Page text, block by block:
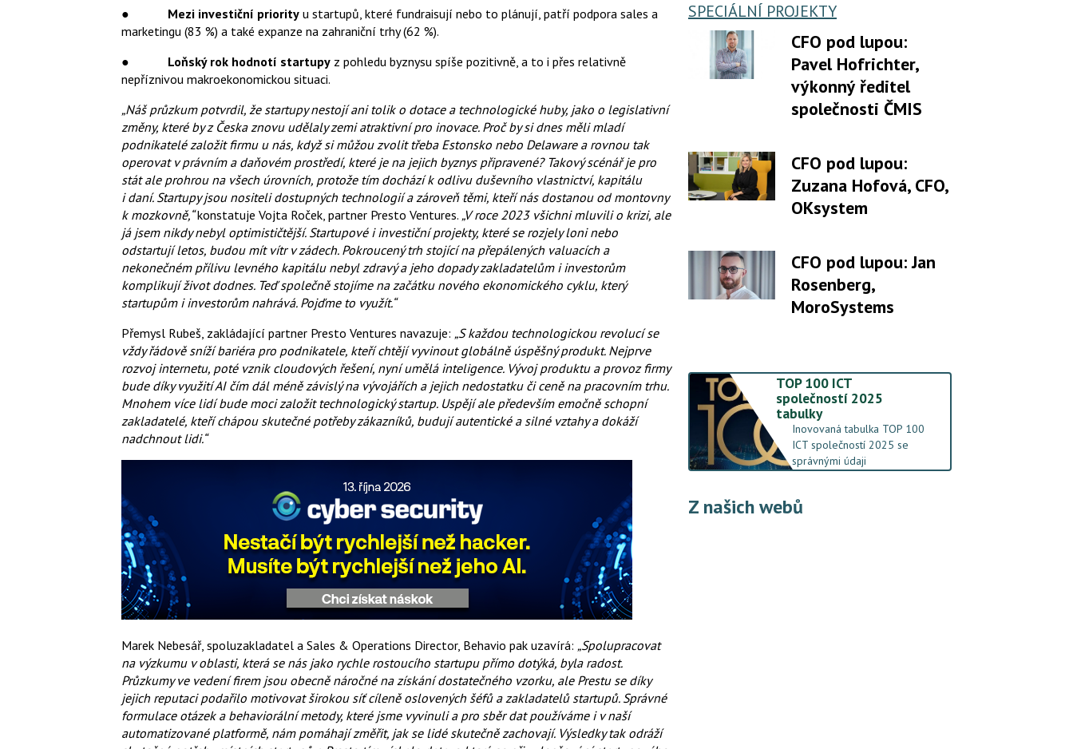
● Mezi investiční priority u startupů, které fundraisují nebo to plánují, patří podpora sales a
marketingu (83 %) a také expanze na zahraniční trhy (62 %).
● Loňský rok hodnotí startupy z pohledu byznysu spíše pozitivně, a to i přes relativně
nepříznivou makroekonomickou situaci.
„Náš průzkum potvrdil, že startupy nestojí ani tolik o dotace a technologické huby, jako o legislativní
změny, které by z Česka znovu udělaly zemi atraktivní pro inovace. Proč by si dnes měli mladí
podnikatelé založit firmu u nás, když si můžou zvolit třeba Estonsko nebo Delaware a rovnou tak
operovat v právním a daňovém prostředí, které je na jejich byznys připravené? Takový scénář je pro
stát ale prohrou na všech úrovních, protože tím dochází k odlivu duševního vlastnictví, kapitálu
i daní. Startupy jsou nositeli dostupných technologií a zároveň těmi, kteří nás dostanou od montovny
k mozkovně,“konstatuje Vojta Roček, partner Presto Ventures. „V roce 2023 všichni mluvili o krizi, ale
já jsem nikdy nebyl optimističtější. Startupové i investiční projekty, které se rozjely loni nebo
odstartují letos, budou mít vítr v zádech. Pokroucený trh stojící na přepálených valuacích a
nekonečném přílivu levného kapitálu nebyl zdravý a jeho dopady zakladatelům i investorům
komplikují život dodnes. Teď společně stojíme na začátku nového ekonomického cyklu, který
startupům i investorům nahrává. Pojďme to využít.“
Přemysl Rubeš, zakládající partner Presto Ventures navazuje: „S každou technologickou revolucí se
vždy řádově sníží bariéra pro podnikatele, kteří chtějí vyvinout globálně úspěšný produkt. Nejprve
rozvoj internetu, poté vznik cloudových řešení, nyní umělá inteligence. Vývoj produktu a provoz firmy
bude díky využití AI čím dál méně závislý na vývojářích a jejich nedostatku či ceně na pracovním trhu.
Mnohem více lidí bude moci založit technologický startup. Uspějí ale především emočně schopní
zakladatelé, kteří chápou skutečné potřeby zákazníků, budují autentické a silné vztahy a dokáží
nadchnout lidi.“
Marek Nebesář, spoluzakladatel a Sales & Operations Director, Behavio pak uzavírá: „Spolupracovat
na výzkumu v oblasti, která se nás jako rychle rostoucího startupu přímo dotýká, byla radost.
Průzkumy ve vedení firem jsou obecně náročné na získání dostatečného vzorku, ale Prestu se díky
jejich reputaci podařilo motivovat širokou síť cíleně oslovených šéfů a zakladatelů startupů. Správné
formulace otázek a behaviorální metody, které jsme vyvinuli a pro sběr dat používáme i v naší
automatizované platformě, nám pomáhají změřit, jak se lidé skutečně zachovají. Výsledky tak odráží
SPECIÁLNÍ PROJEKTY
CFO pod lupou:
Pavel Hofrichter,
výkonný ředitel
společnosti ČMIS
CFO pod lupou:
Zuzana Hofová, CFO,
OKsystem
CFO pod lupou: Jan
Rosenberg,
MoroSystems
TOP 100 ICT
společností 2025
tabulky
Inovovaná tabulka TOP 100
ICT společností 2025 se
správnými údaji
Z našich webů